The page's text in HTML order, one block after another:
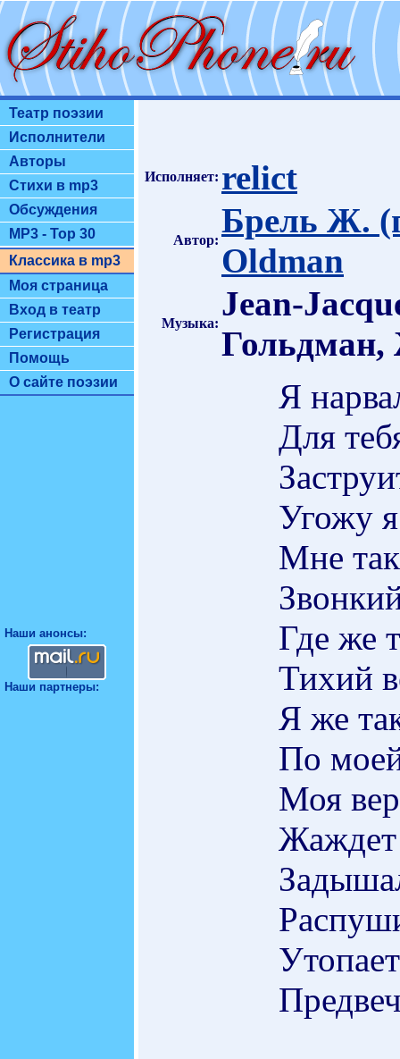
Театр поэзии
Исполнители
Авторы
Стихи в mp3
Обсуждения
MP3 - Top 30
Классика в mp3
Моя страница
Вход в театр
Регистрация
Помощь
О сайте поэзии
Наши анонсы:
Наши партнеры:
Исполняет: relict
Автор:
Брель Ж.
Oldman
Музыка:
Jean-
Я
Для
Угожу
Мне
Где же
Тихий
Я же
По
Моя
Жаждет